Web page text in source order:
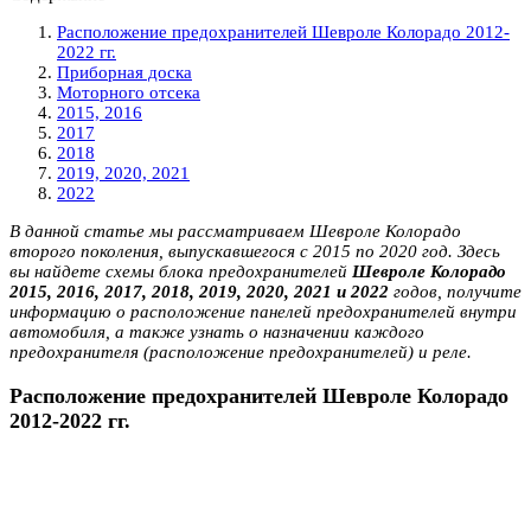
Расположение предохранителей Шевроле Колорадо 2012-
2022 гг.
Приборная доска
Моторного отсека
2015, 2016
2017
2018
2019, 2020, 2021
2022
В данной статье мы рассматриваем Шевроле Колорадо
второго поколения, выпускавшегося с 2015 по 2020 год. Здесь
вы найдете схемы блока предохранителей Шевроле Колорадо
2015, 2016, 2017, 2018, 2019, 2020, 2021 и 2022 годов, получите
информацию о расположение панелей предохранителей внутри
автомобиля, а также узнать о назначении каждого
предохранителя (расположение предохранителей) и реле.
Расположение предохранителей Шевроле Колорадо
2012-2022 гг.